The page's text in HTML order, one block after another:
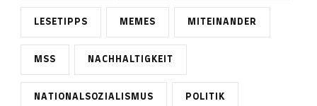
LESETIPPS MEMES MITEINANDER
MSS NACHHALTIGKEIT
NATIONALSOZIALISMUS POLITIK